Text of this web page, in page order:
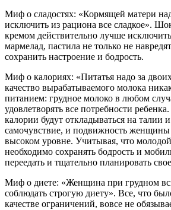
Миф о сладостях: «Кормящей матери
исключить из рациона все сладкое».
кремом действительно лучше
мармелад, пастила не только не
сохранить настроение и бодрость.
Миф о калориях: «Питатья надо за
качество вырабатываемого молока
питанием: грудное молоко в любом
удовлетворять все потребности
калории будут откладываться на талии
самочувствие, и подвижность женщины
высоком уровне. Учитывая, что
необходимо сохранять бодрость и
переедать и тщательно планировать
Миф о диете: «Женщина при грудном
соблюдать строгую диету». Все, что
качестве ограничений, вовсе не